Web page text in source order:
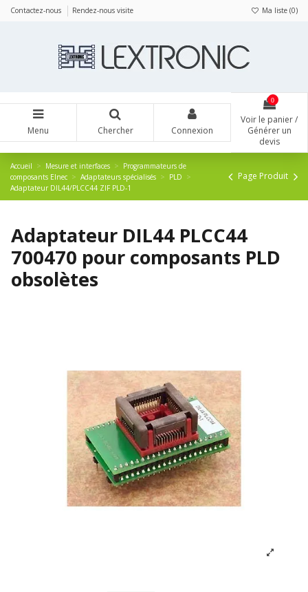
Contactez-nous Rendez-nous visite Ma liste (0)
Menu Chercher Connexion
0
Voir le panier /
Générer un
devis
Accueil Mesure et interfaces
Programmateurs de
composants Elnec
Adaptateurs spécialisés
PLD
Adaptateur DIL44/PLCC44 ZIF PLD-1
Page Produit
Adaptateur DIL44 PLCC44
700470 pour composants PLD
obsolètes
Panneau de gestion des cookies